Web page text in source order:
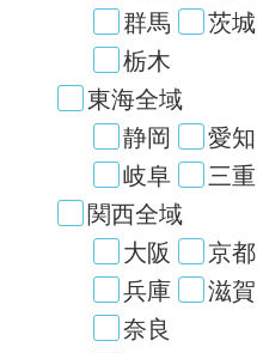
群馬
茨城
栃木
東海全域
静岡
愛知
岐阜
三重
関西全域
大阪
京都
兵庫
滋賀
奈良